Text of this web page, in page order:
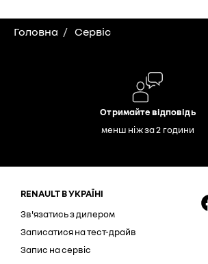
Головна Сервіс
Отримайте відповідь
менш ніж за 2 години
RENAULT В УКРАЇНІ
Зв'язатись з дилером
Записатися на тест-драйв
Запис на сервіс